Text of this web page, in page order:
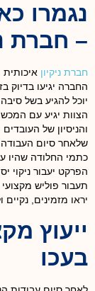
נגמרו
– חברת
חברת ניקיון
החברה יגיעו בדיוק
יוכל להגיע בשל
הצוות יגיע עם
והניסיון של
שלאחר סיום העבודה
כתמי החלודה שהיו
הפרקט יעבור ניקוי
תעבור פוליש
יראו מזמינים,
ייעוץ
בעכו